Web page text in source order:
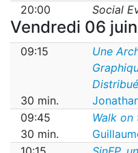
20:00
Social
Vendredi 06
09:15
Une
30 min.
09:45
Walk on
30 min.